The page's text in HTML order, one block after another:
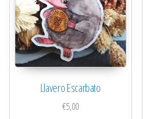
Llavero Escarbato
€5,00